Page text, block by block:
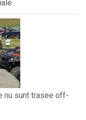
nu sunt trasee off-